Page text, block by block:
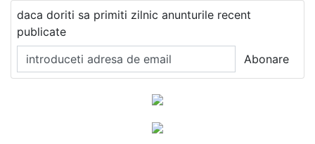
daca doriti sa primiti zilnic anunturile recent
publicate